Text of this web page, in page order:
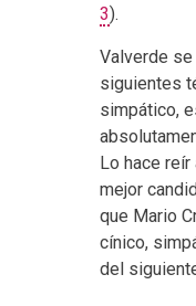
3).
Valverde
siguientes
simpático,
Lo hace
mejor
que Mario
cínico,
del